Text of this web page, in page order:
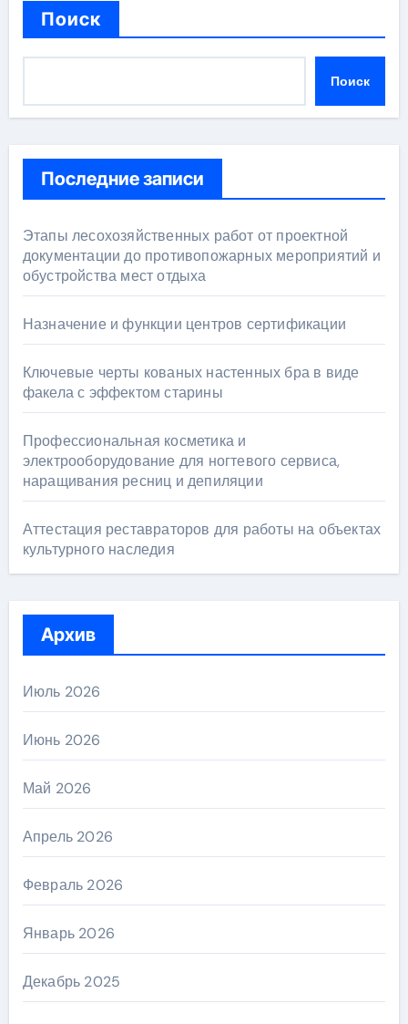
Поиск
Поиск
Последние записи
Этапы лесохозяйственных работ от проектной
документации до противопожарных мероприятий и
обустройства мест отдыха
Назначение и функции центров сертификации
Ключевые черты кованых настенных бра в виде
факела с эффектом старины
Профессиональная косметика и
электрооборудование для ногтевого сервиса,
наращивания ресниц и депиляции
Аттестация реставраторов для работы на объектах
культурного наследия
Архив
Июль 2026
Июнь 2026
Май 2026
Апрель 2026
Февраль 2026
Январь 2026
Декабрь 2025